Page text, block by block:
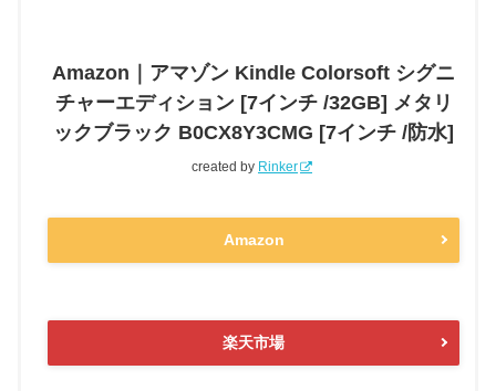
Amazon｜アマゾン Kindle Colorsoft シグニ
チャーエディション [7インチ /32GB] メタリ
ックブラック B0CX8Y3CMG [7インチ /防水]
created by Rinker
Amazon
楽天市場